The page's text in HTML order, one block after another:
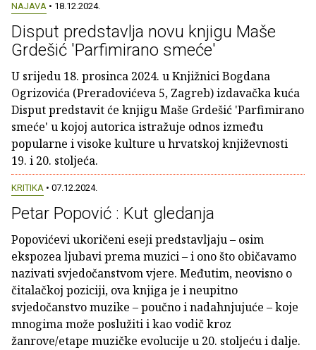
NAJAVA • 18.12.2024.
Disput predstavlja novu knjigu Maše
Grdešić 'Parfimirano smeće'
U srijedu 18. prosinca 2024. u Knjižnici Bogdana
Ogrizovića (Preradovićeva 5, Zagreb) izdavačka kuća
Disput predstavit će knjigu Maše Grdešić 'Parfimirano
smeće' u kojoj autorica istražuje odnos između
popularne i visoke kulture u hrvatskoj književnosti
19. i 20. stoljeća.
KRITIKA • 07.12.2024.
Petar Popović : Kut gledanja
Popovićevi ukoričeni eseji predstavljaju – osim
ekspozea ljubavi prema muzici – i ono što običavamo
nazivati svjedočanstvom vjere. Međutim, neovisno o
čitalačkoj poziciji, ova knjiga je i neupitno
svjedočanstvo muzike – poučno i nadahnjujuće – koje
mnogima može poslužiti i kao vodič kroz
žanrove/etape muzičke evolucije u 20. stoljeću i dalje.